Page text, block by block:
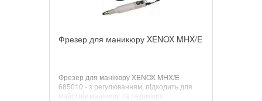
Фрезер для маникюру XENOX MHX/E
Фрезер для манікюру XENOX MHX/E
685010 - з регулюванням, підходить для
майстрів манікюру та педикюру,